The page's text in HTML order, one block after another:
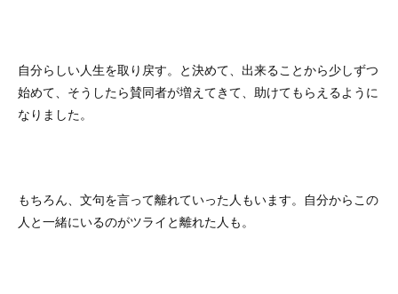
自分らしい人生を取り戻す。と決めて、出来ることから少しずつ
始めて、そうしたら賛同者が増えてきて、助けてもらえるように
なりました。
もちろん、文句を言って離れていった人もいます。自分からこの
人と一緒にいるのがツライと離れた人も。